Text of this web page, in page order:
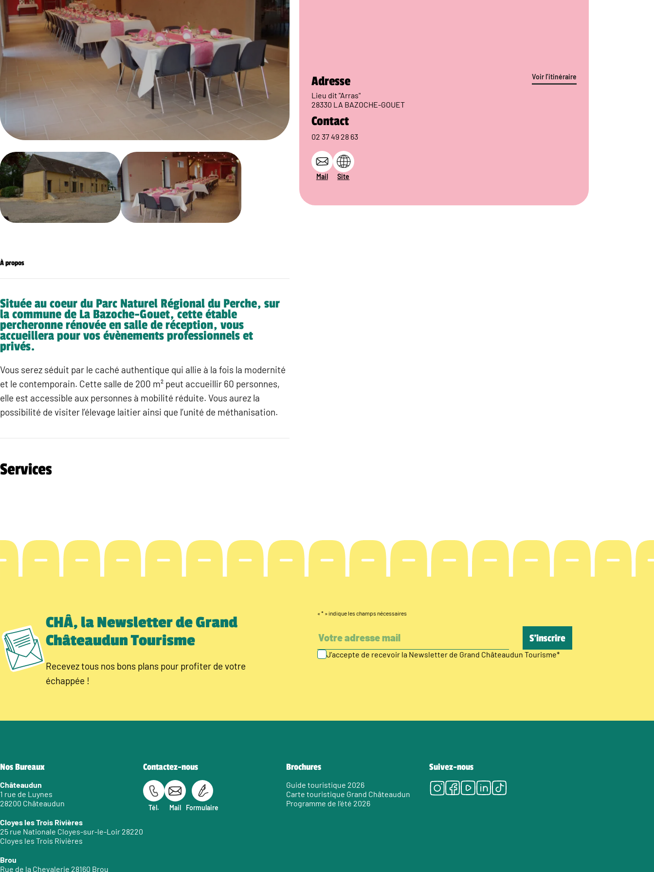
À propos
Située au coeur du Parc Naturel Régional du Perche, sur
la commune de La Bazoche-Gouet, cette étable
percheronne rénovée en salle de réception, vous
accueillera pour vos évènements professionnels et
privés.
Vous serez séduit par le caché authentique qui allie à la fois la modernité
et le contemporain. Cette salle de 200 m² peut accueillir 60 personnes,
elle est accessible aux personnes à mobilité réduite. Vous aurez la
possibilité de visiter l’élevage laitier ainsi que l’unité de méthanisation.
Services
Voir l’itinéraire
Adresse
Lieu dit "Arras"
28330 LA BAZOCHE-GOUET
Contact
02 37 49 28 63
Mail Site
CHÂ, la Newsletter de Grand
Châteaudun Tourisme
Recevez tous nos bons plans pour profiter de votre
échappée !
« * » indique les champs nécessaires
J’accepte de recevoir la Newsletter de Grand Châteaudun Tourisme*
Nos Bureaux
Châteaudun
1 rue de Luynes
28200 Châteaudun
Cloyes les Trois Rivières
25 rue Nationale Cloyes-sur-le-Loir 28220
Cloyes les Trois Rivières
Brou
Rue de la Chevalerie 28160 Brou
Contactez-nous
Tél. Mail Formulaire
Brochures
Guide touristique 2026
Carte touristique Grand Châteaudun
Programme de l’été 2026
Suivez-nous
Instagram
Facebook
Youtube
LinkedIn
Tiktok